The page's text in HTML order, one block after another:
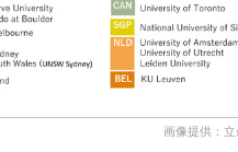
画像提供：